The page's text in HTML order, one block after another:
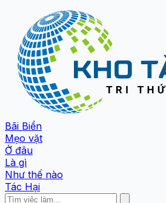
Bãi Biển
Mẹo vặt
Ở đâu
Là gì
Như thế nào
Tác Hại